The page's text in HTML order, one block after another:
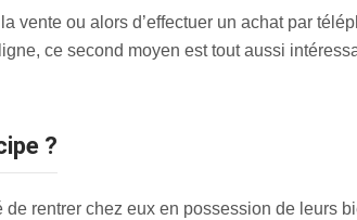
vente ou alors d’effectuer un achat par
ce second moyen est tout aussi
?
rentrer chez eux en possession de leurs